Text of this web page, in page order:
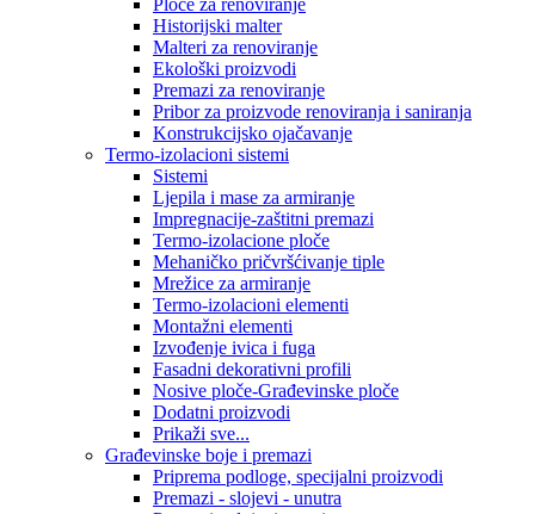
Historijski malter
Malteri za renoviranje
Ekološki proizvodi
Premazi za renoviranje
Pribor za proizvode renoviranja i saniranja
Konstrukcijsko ojačavanje
Termo-izolacioni sistemi
Sistemi
Ljepila i mase za armiranje
Impregnacije-zaštitni premazi
Termo-izolacione ploče
Mehaničko pričvršćivanje tiple
Mrežice za armiranje
Termo-izolacioni elementi
Montažni elementi
Izvođenje ivica i fuga
Fasadni dekorativni profili
Nosive ploče-Građevinske ploče
Dodatni proizvodi
Prikaži sve...
Građevinske boje i premazi
Priprema podloge, specijalni proizvodi
Premazi - slojevi - unutra